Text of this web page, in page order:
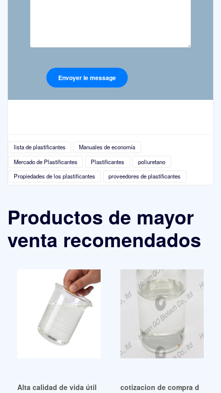
lista de plastificantes
Manuales de economía
Mercado de Plastificantes
Plastificantes
poliuretano
Propiedades de los plastificantes
proveedores de plastificantes
Productos de mayor
venta recomendados
Alta calidad de vida útil para alcoholes y plastificantes
cotizacion de compra de